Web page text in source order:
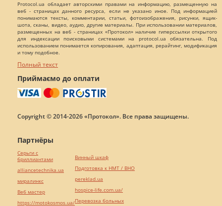
Protocol.ua обладает авторскими правами на информацию, размещенную на
веб - страницах данного ресурса, если не указано иное. Под информацией
понимаются тексты, комментарии, статьи, фотоизображения, рисунки, ящик-
шота, сканы, видео, аудио, другие материалы. При использовании материалов,
размещенных на веб - страницах «Протокол» наличие гиперссылки открытого
для индексации поисковыми системами на protocol.ua обязательна. Под
использованием понимается копирования, адаптация, рерайтинг, модификация
и тому подобное.
Полный текст
Приймаємо до оплати
Copyright © 2014-2026 «Протокол». Все права защищены.
Партнёры
Серьги с
бриллиантами
alliancetechnika.ua
миралинкс
Веб мастер
https://motokosmos.ua/
Винный шкаф
Подготовка к НМТ / ВНО
pereklad.ua
hospice-life.com.ua/
Перевозка больных